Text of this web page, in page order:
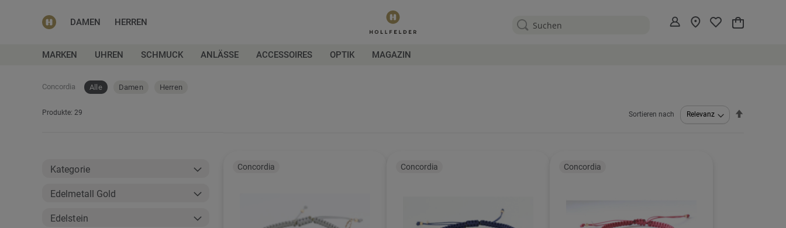
DAMEN HERREN Mein
MARKEN UHREN SCHMUCK ANLÄSSE ACCESSOIRES OPTIK MAGAZIN
Concordia Alle Damen Herren
Produkte: 29 Sortieren nach
Concordia Concordia Concordia
Kategorie
Edelmetall Gold
Edelstein